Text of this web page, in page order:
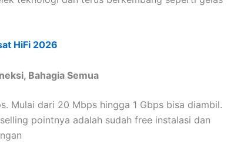
HiFi 2026
Bahagia Semua
Mulai dari 20 Mbps hingga 1 Gbps bisa diambil.
pointnya adalah sudah free instalasi dan